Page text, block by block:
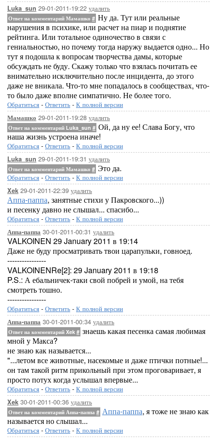
Luka_sun 29-01-2011-19:22 удалить
Ответ на комментарий Мамашко # Ну да. Тут или реальные
нарушения в психике, или расчет на пиар и поднятие
рейтинга. Или тотальное одиночество в связи с
гениальностью, но почему тогда наружу выдается одно... Но
тут я подошла к вопросам творчества дамы, которые
обсуждать не буду. Скажу только что взялась почитать ее
внимательно исключительно после инцидента, до этого
даже не вникала. Что-то мне попадалось в сообществах, что-
то было даже вполне симпатично. Не более того.
Обратиться - Ответить - К полной версии
Мамашко 29-01-2011-19:28 удалить
Ответ на комментарий Luka_sun # Ой, да ну ее! Слава Богу, что
наша жизнь устроена иначе!
Обратиться - Ответить - К полной версии
Luka_sun 29-01-2011-19:31 удалить
Ответ на комментарий Мамашко # Это да.
Обратиться - Ответить - К полной версии
Xek 29-01-2011-22:39 удалить
Аппа-паппа, занятные стихи у Пакровского...))
и песенку давно не слышал... спасибо...
Обратиться - Ответить - К полной версии
Аппа-паппа 30-01-2011-00:31 удалить
VALKOINEN 29 January 2011 в 19:14
Даже не буду просматривать твои царапульки, говноед.
----------------
VALKOINENRe[2]: 29 January 2011 в 19:18
P.S.: А ебальничек-таки свой побрей и умой, на тебя
смотреть тошно.
----------------
Обратиться - Ответить - К полной версии
Аппа-паппа 30-01-2011-00:34 удалить
Ответ на комментарий Xek # знаешь какая песенка самая любимая
мной у Макса?
не знаю как называется...
"...летом все животные, насекомые и даже птички потные!...
он там такой ритм прикольный при этом проговаривает, я
просто потух когда услышал впервые...
Обратиться - Ответить - К полной версии
Xek 30-01-2011-00:36 удалить
Ответ на комментарий Аппа-паппа # Аппа-паппа, я тоже не знаю как
называется но слышал...
Обратиться - Ответить - К полной версии